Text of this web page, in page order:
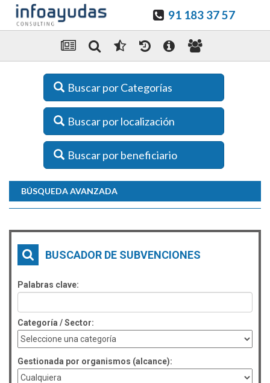
91 183 37 57
Buscar por Categorías
Buscar por localización
Buscar por beneficiario
BÚSQUEDA AVANZADA
BUSCADOR DE SUBVENCIONES
Palabras clave:
Categoría / Sector:
Gestionada por organismos (alcance):